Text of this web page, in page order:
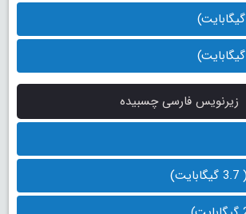
زیرنویس فارسی چسبیده